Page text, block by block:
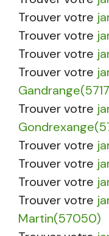
Trouver votre
Trouver votre
Trouver votre
Trouver votre
Trouver votre
Trouver votre
Trouver votre
Trouver votre
Trouver votre
Martin(57050)